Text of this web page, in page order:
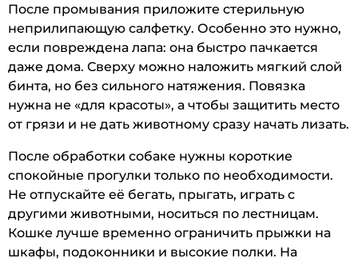
После промывания приложите стерильную
неприлипающую салфетку. Особенно это нужно,
если повреждена лапа: она быстро пачкается
даже дома. Сверху можно наложить мягкий слой
бинта, но без сильного натяжения. Повязка
нужна не «для красоты», а чтобы защитить место
от грязи и не дать животному сразу начать лизать.
После обработки собаке нужны короткие
спокойные прогулки только по необходимости.
Не отпускайте её бегать, прыгать, играть с
другими животными, носиться по лестницам.
Кошке лучше временно ограничить прыжки на
шкафы, подоконники и высокие полки. На